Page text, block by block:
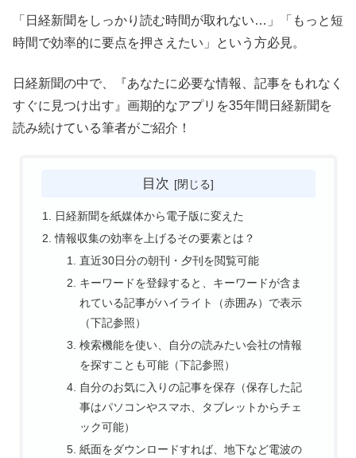
「日経新聞をしっかり読む時間が取れない…」「もっと短
時間で効率的に要点を押さえたい」という方必見。
日経新聞の中で、『あなたに必要な情報、記事をもれなく
すぐに見つけ出す』画期的なアプリを35年間日経新聞を
読み続けている筆者がご紹介！
目次
日経新聞を紙媒体から電子版に変えた
情報収集の効率を上げるその要素とは？
直近30日分の朝刊・夕刊を閲覧可能
キーワードを登録すると、キーワードが含ま
れている記事がハイライト（赤囲み）で表示
（下記参照）
検索機能を使い、自分の読みたい会社の情報
を探すことも可能（下記参照）
自分のお気に入りの記事を保存（保存した記
事はパソコンやスマホ、タブレットからチェ
ック可能）
紙面をダウンロードすれば、地下など電波の